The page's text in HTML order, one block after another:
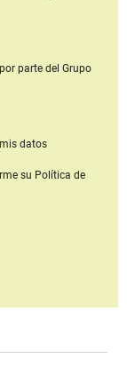
por parte del Grupo
datos
su Política de